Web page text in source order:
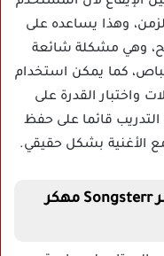
وهذا يساعده على
وهي مشكلة شائعة
كما يمكن استخدام
واختبار القدرة على
التدريب قائما على حفظ
مع الأغنية بشكل حقيقي.
تعلم الجيتار والباص والطبول عبر Songsterr مهكر